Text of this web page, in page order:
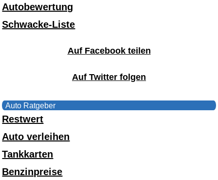
Autobewertung
Schwacke-Liste
Auf Facebook teilen
Auf Twitter folgen
Auto Ratgeber
Restwert
Auto verleihen
Tankkarten
Benzinpreise